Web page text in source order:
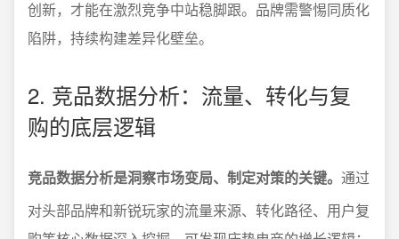
创新，才能在激烈竞争中站稳脚跟。品牌需警惕同质化
陷阱，持续构建差异化壁垒。
2. 竞品数据分析：流量、转化与复
购的底层逻辑
竞品数据分析是洞察市场变局、制定对策的关键。 通过
对头部品牌和新锐玩家的流量来源、转化路径、用户复